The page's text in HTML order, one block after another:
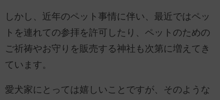
しかし、近年のペット事情に伴い、最近ではペッ
トを連れての参拝を許可したり、ペットのための
ご祈祷やお守りを販売する神社も次第に増えてき
ています。
愛犬家にとっては嬉しいことですが、そのような